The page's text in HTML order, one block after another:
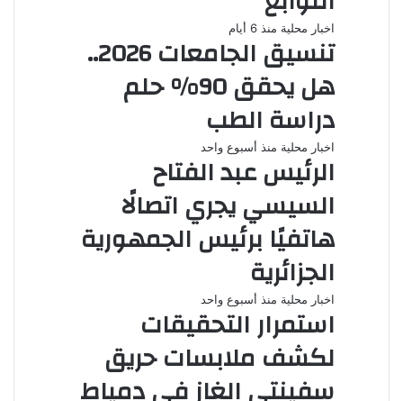
اخبار محلية منذ 6 أيام
تنسيق الجامعات 2026..
هل يحقق 90% حلم
دراسة الطب
اخبار محلية منذ أسبوع واحد
الرئيس عبد الفتاح
السيسي يجري اتصالًا
هاتفيًا برئيس الجمهورية
الجزائرية
اخبار محلية منذ أسبوع واحد
استمرار التحقيقات
لكشف ملابسات حريق
سفينتي الغاز في دمياط